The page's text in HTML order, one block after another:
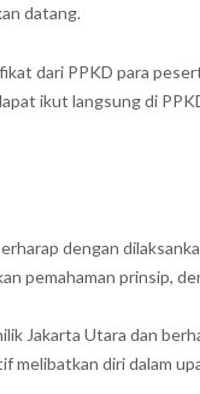
datang.
dari PPKD para
ikut langsung di
dengan
pemahaman prinsip,
Jakarta Utara dan
diri dalam